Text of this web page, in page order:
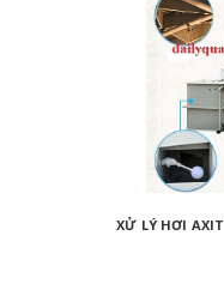
XỬ LÝ HƠI AXIT